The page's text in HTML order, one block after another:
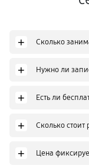
+ Сколько
+ Нужно ли
+ Есть ли
+ Сколько стоит
+ Цена